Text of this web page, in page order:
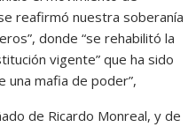
reafirmó nuestra soberanía
donde “se rehabilitó la
vigente” que ha sido
una mafia de poder”,
de Ricardo Monreal, y de